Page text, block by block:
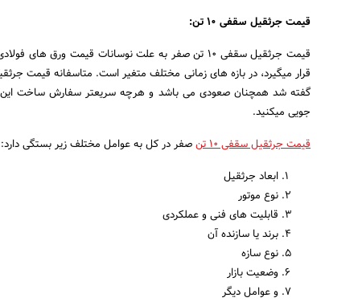
قیمت جرثقیل سقفی ۱۰ تن:
قیمت جرثقیل سقفی ۱۰ تن صفر به علت نوسانات قیمت ورق
گفته شد همچنان صعودی می باشد و هرچه سریعتر سفارش ساخت این
جویی میکنید.
قیمت جرثقیل سقفی ۱۰ تن
صفر در کل به عوامل مختلف زیر بستگی دارد:
ابعاد جرثقیل
نوع موتور
قابلیت های فنی و عملکردی
برند یا سازنده آن
نوع سازه
وضعیت بازار
و عوامل دیگر